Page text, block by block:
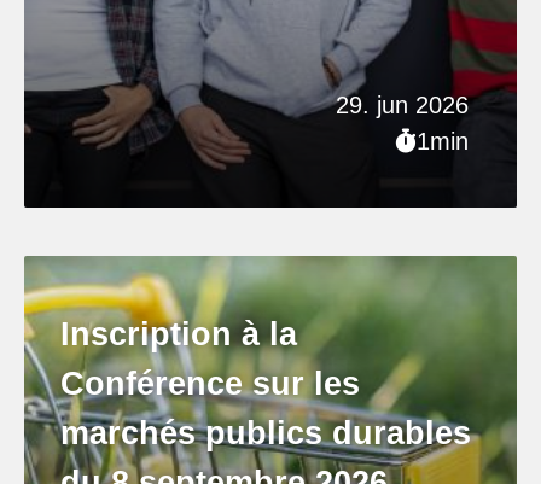
29. jun 2026
1min
Inscription à la
Conférence sur les
marchés publics durables